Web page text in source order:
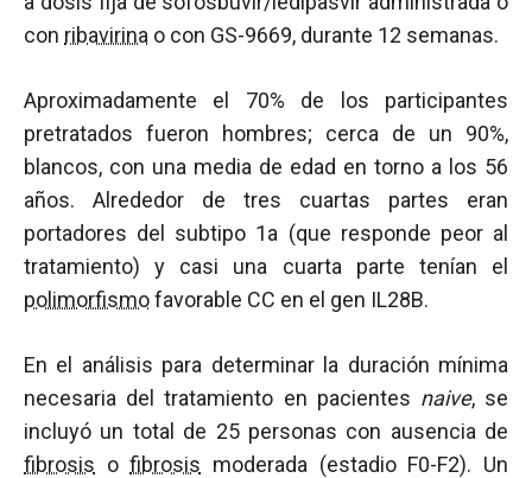
con ribavirina o con GS-9669, durante 12 semanas.
Aproximadamente el 70% de los participantes
pretratados fueron hombres; cerca de un 90%,
blancos, con una media de edad en torno a los 56
años. Alrededor de tres cuartas partes eran
portadores del subtipo 1a (que responde peor al
tratamiento) y casi una cuarta parte tenían el
polimorfismofavorable CC en el gen IL28B.
En el análisis para determinar la duración mínima
necesaria del tratamiento en pacientes naive, se
incluyó un total de 25 personas con ausencia de
fibrosis ofibrosis moderada (estadio F0-F2). Un